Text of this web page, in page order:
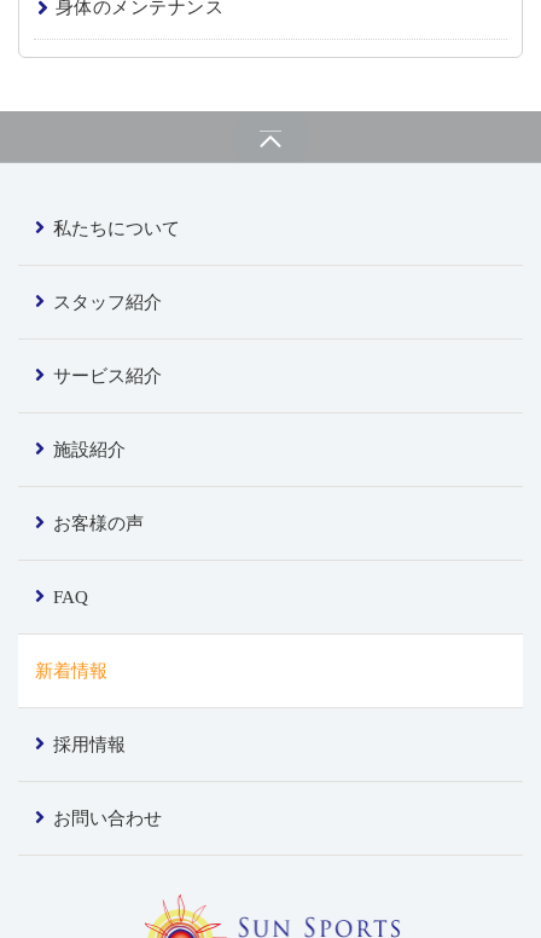
身体のメンテナンス
私たちについて
スタッフ紹介
サービス紹介
施設紹介
お客様の声
FAQ
新着情報
採用情報
お問い合わせ